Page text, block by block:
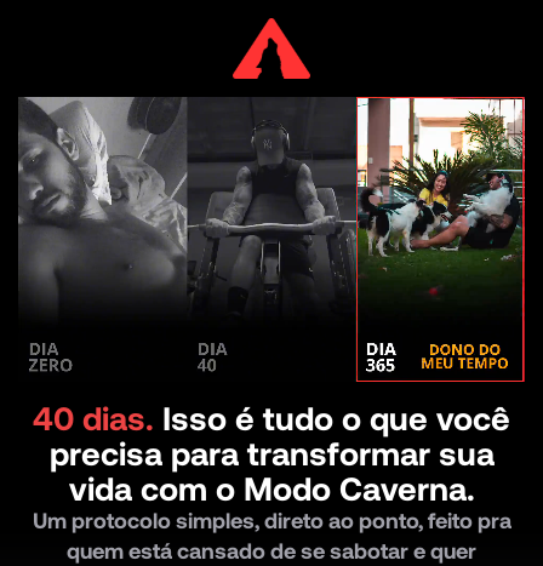
40 dias. Isso é tudo o que você
precisa para transformar sua
vida com o Modo Caverna.
Um protocolo simples, direto ao ponto, feito pra
quem está cansado de se sabotar e quer